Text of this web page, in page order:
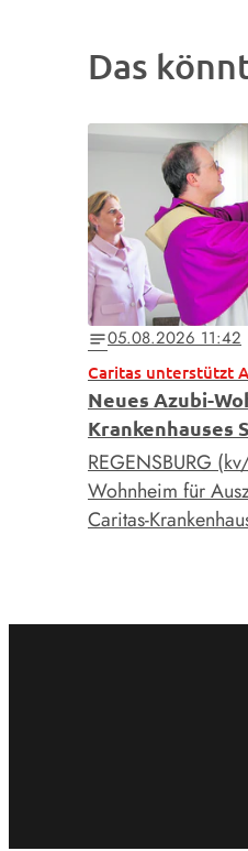
Das
notes05.08.2026 11:42
Caritas unterstützt
Neues Azubi-
Krankenhauses
REGENSBURG
Wohnheim für
Caritas-